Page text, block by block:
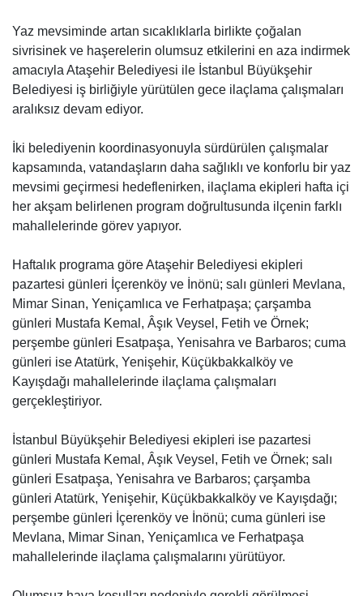
Yaz mevsiminde artan sıcaklıklarla birlikte çoğalan
sivrisinek ve haşerelerin olumsuz etkilerini en aza indirmek
amacıyla Ataşehir Belediyesi ile İstanbul Büyükşehir
Belediyesi iş birliğiyle yürütülen gece ilaçlama çalışmaları
aralıksız devam ediyor.
İki belediyenin koordinasyonuyla sürdürülen çalışmalar
kapsamında, vatandaşların daha sağlıklı ve konforlu bir yaz
mevsimi geçirmesi hedeflenirken, ilaçlama ekipleri hafta içi
her akşam belirlenen program doğrultusunda ilçenin farklı
mahallelerinde görev yapıyor.
Haftalık programa göre Ataşehir Belediyesi ekipleri
pazartesi günleri İçerenköy ve İnönü; salı günleri Mevlana,
Mimar Sinan, Yeniçamlıca ve Ferhatpaşa; çarşamba
günleri Mustafa Kemal, Âşık Veysel, Fetih ve Örnek;
perşembe günleri Esatpaşa, Yenisahra ve Barbaros; cuma
günleri ise Atatürk, Yenişehir, Küçükbakkalköy ve
Kayışdağı mahallelerinde ilaçlama çalışmaları
gerçekleştiriyor.
İstanbul Büyükşehir Belediyesi ekipleri ise pazartesi
günleri Mustafa Kemal, Âşık Veysel, Fetih ve Örnek; salı
günleri Esatpaşa, Yenisahra ve Barbaros; çarşamba
günleri Atatürk, Yenişehir, Küçükbakkalköy ve Kayışdağı;
perşembe günleri İçerenköy ve İnönü; cuma günleri ise
Mevlana, Mimar Sinan, Yeniçamlıca ve Ferhatpaşa
mahallelerinde ilaçlama çalışmalarını yürütüyor.